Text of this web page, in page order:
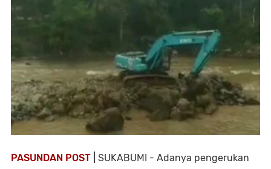
PASUNDAN POST
SUKABUMI - Adanya pengerukan